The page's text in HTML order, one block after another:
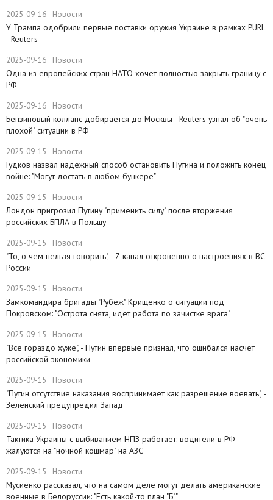
2025-09-16 Новости
У Трампа одобрили первые поставки оружия Украине в рамках PURL
- Reuters
2025-09-16 Новости
Одна из европейских стран НАТО хочет полностью закрыть границу с
РФ
2025-09-16 Новости
​Бензиновый коллапс добирается до Москвы - Reuters узнал об "очень
плохой" ситуации в РФ
2025-09-15 Новости
Гудков назвал надежный способ остановить Путина и положить конец
войне: "Могут достать в любом бункере"
2025-09-15 Новости
Лондон пригрозил Путину "применить силу" после вторжения
российских БПЛА в Польшу
2025-09-15 Новости
"То, о чем нельзя говорить", - Z-канал откровенно о настроениях в ВС
России
2025-09-15 Новости
Замкомандира бригады "Рубеж" Крищенко​ о ситуации под
Покровском: "Острота снята, идет работа по зачистке врага"
2025-09-15 Новости
"Все гораздо хуже", - Путин впервые признал, что ошибался насчет
российской экономики
2025-09-15 Новости
​"Путин отсутствие наказания воспринимает как разрешение воевать", -
Зеленский предупредил Запад
2025-09-15 Новости
Тактика Украины с выбиванием НПЗ работает: водители в РФ
жалуются на "ночной кошмар" на АЗС
2025-09-15 Новости
Мусиенко рассказал, что на самом деле могут делать американские
военные в Белоруссии: "Есть какой-то план "Б""